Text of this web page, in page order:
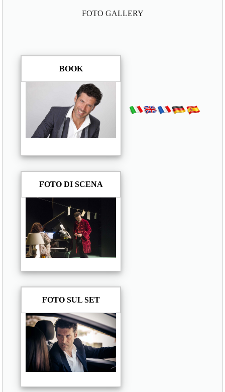
FOTO GALLERY
BOOK
FOTO DI SCENA
FOTO SUL SET